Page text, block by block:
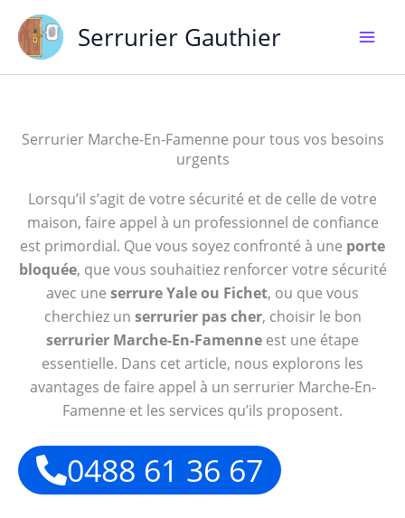
contenu
Serrurier Gauthier
Serrurier Marche-En-Famenne pour tous vos besoins
urgents
Lorsqu’il s’agit de votre sécurité et de celle de votre
maison, faire appel à un professionnel de confiance
est primordial. Que vous soyez confronté à une porte
bloquée, que vous souhaitiez renforcer votre sécurité
avec une serrure Yale ou Fichet, ou que vous
cherchiez un serrurier pas cher, choisir le bon
serrurier Marche-En-Famenne est une étape
essentielle. Dans cet article, nous explorons les
avantages de faire appel à un serrurier Marche-En-
Famenne et les services qu’ils proposent.
0488 61 36 67